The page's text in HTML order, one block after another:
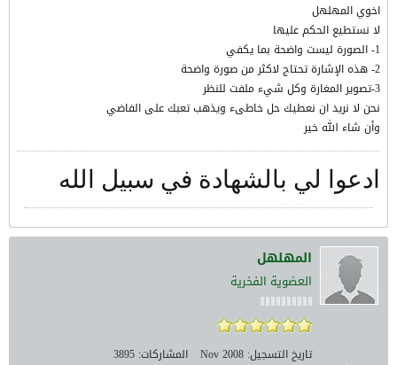
اخوي المهلهل
لا نستطيع الحكم عليها
1- الصورة ليست واضحة بما يكفي
2- هذه الإشارة تحتاج لاكثر من صورة واضحة
3-تصوير المغارة وكل شيء ملفت للنظر
نحن لا نريد ان نعطيك حل خاطىء ويذهب تعبك على الفاضي
وأن شاء الله خير
ادعوا لي بالشهادة في سبيل الله
المهلهل
العضوية الفخرية
تاريخ التسجيل: Nov 2008 المشاركات: 3895